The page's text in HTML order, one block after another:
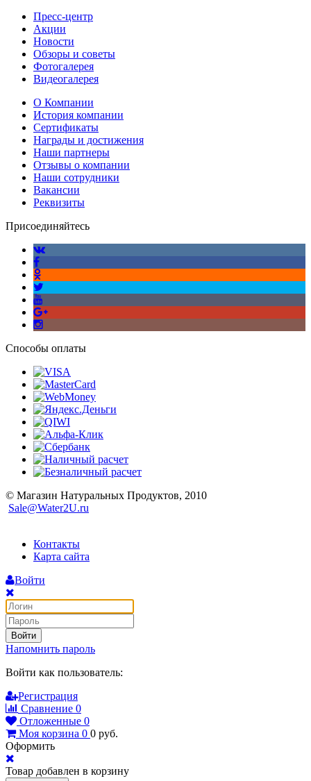
Пресс-центр
Акции
Новости
Обзоры и советы
Фотогалерея
Видеогалерея
О Компании
История компании
Сертификаты
Награды и достижения
Наши партнеры
Отзывы о компании
Наши сотрудники
Вакансии
Реквизиты
Присоединяйтесь
Способы оплаты
© Магазин Натуральных Продуктов, 2010
Sale@Water2U.ru
Контакты
Карта сайта
Войти
Войти
Напомнить пароль
Войти как пользователь:
Регистрация
Сравнение 0
Отложенные 0
Моя корзина 0 0 руб.
Оформить
Товар добавлен в корзину